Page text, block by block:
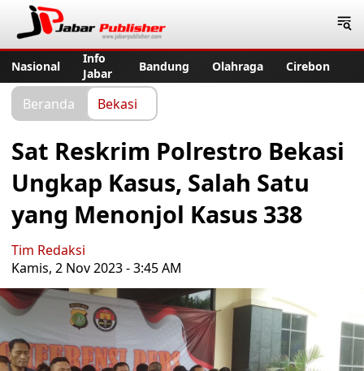
Nasional
Info
Jabar
Bandung Olahraga Cirebon
Beranda Bekasi
Sat Reskrim Polrestro Bekasi
Ungkap Kasus, Salah Satu
yang Menonjol Kasus 338
Tim Redaksi
Kamis, 2 Nov 2023 - 3:45 AM